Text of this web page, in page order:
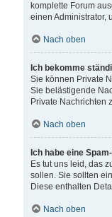
komplette Forum
einen Administrator,
Nach oben
Ich bekomme
Sie können Private
Sie belästigende
Private Nachrichten
Nach oben
Ich habe eine
Es tut uns leid, das
sollen. Sie sollten
Diese enthalten
Nach oben